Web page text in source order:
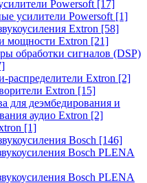
Powersoft [17]
усилители Powersoft [1]
Extron [58]
мощности Extron [21]
обработки сигналов (DSP)
распределители Extron [2]
Extron [15]
для деэмбедирования и
аудио Extron [2]
[1]
Bosch [146]
Bosch PLENA
Bosch PLENA